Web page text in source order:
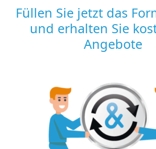
Füllen Sie jetzt das
und erhalten Sie
Angebote